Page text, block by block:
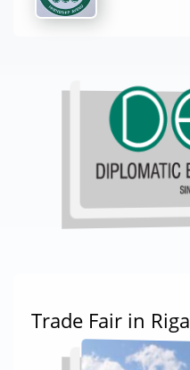
Trade Fair in Riga